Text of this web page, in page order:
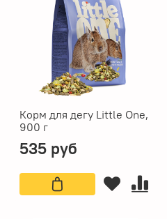
Корм для дегу Little One,
900 г
535 руб